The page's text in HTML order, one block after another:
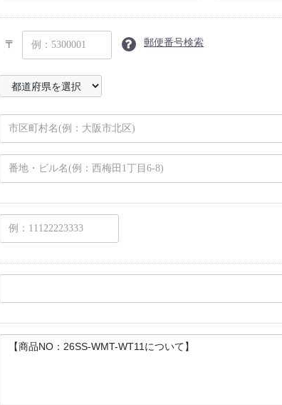
〒 郵便番号検索